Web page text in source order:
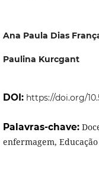
Ana Paula Dias
Paulina Kurcgant
DOI: https://doi.org/
Palavras-chave:
enfermagem,